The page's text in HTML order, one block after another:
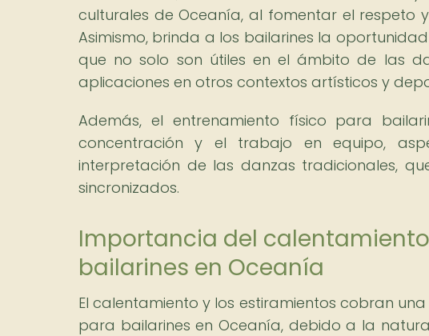
culturales de Oceanía, al fomentar el respeto
Asimismo, brinda a los bailarines la
que no solo son útiles en el ámbito de las
aplicaciones en otros contextos artísticos y
Además, el entrenamiento físico para
concentración y el trabajo en equipo,
interpretación de las danzas tradicionales,
sincronizados.
Importancia del
bailarines en Oceanía
El calentamiento y los estiramientos cobran
para bailarines en Oceanía, debido a la